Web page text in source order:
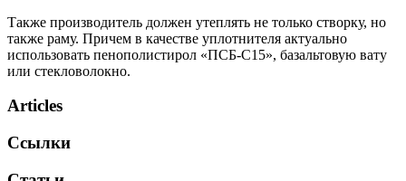
Также производитель должен утеплять не только створку, но
также раму. Причем в качестве уплотнителя актуально
использовать пенополистирол «ПСБ-С15», базальтовую вату
или стекловолокно.
Articles
Ссылки